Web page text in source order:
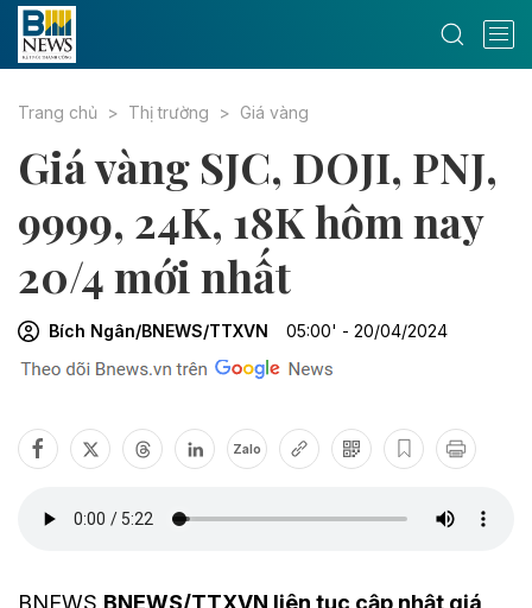
Trang chủ Thị trường Giá vàng
Giá vàng SJC, DOJI, PNJ,
9999, 24K, 18K hôm nay
20/4 mới nhất
Bích Ngân/BNEWS/TTXVN 05:00' - 20/04/2024
Zalo
BNEWS BNEWS/TTXVN liên tục cập nhật giá